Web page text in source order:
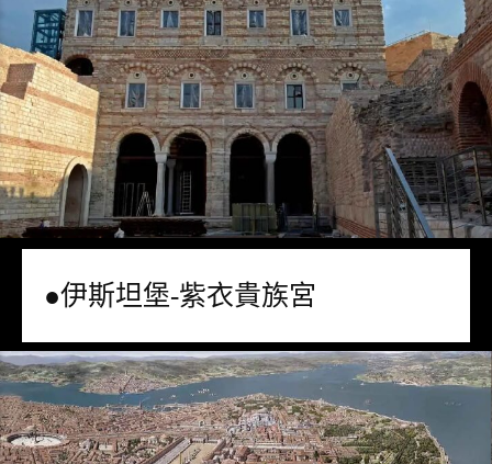
●伊斯坦堡-紫衣貴族宮